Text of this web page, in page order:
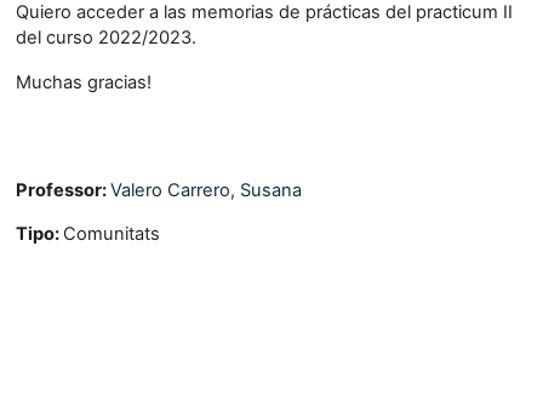
Quiero acceder a las memorias de prácticas del practicum II
del curso 2022/2023.
Muchas gracias!
Professor:Valero Carrero, Susana
Tipo: Comunitats